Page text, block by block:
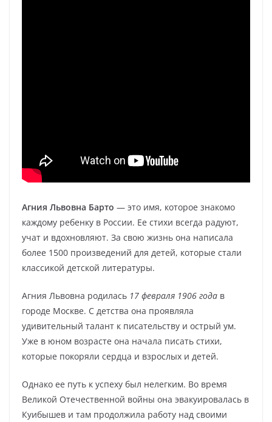
Агния Львовна Барто — это имя, которое знакомо
каждому ребенку в России. Ее стихи всегда радуют,
учат и вдохновляют. За свою жизнь она написала
более 1500 произведений для детей, которые стали
классикой детской литературы.
Агния Львовна родилась 17 февраля 1906 года в
городе Москве. С детства она проявляла
удивительный талант к писательству и острый ум.
Уже в юном возрасте она начала писать стихи,
которые покоряли сердца и взрослых и детей.
Однако ее путь к успеху был нелегким. Во время
Великой Отечественной войны она эвакуировалась в
Куибышев и там продолжила работу над своими